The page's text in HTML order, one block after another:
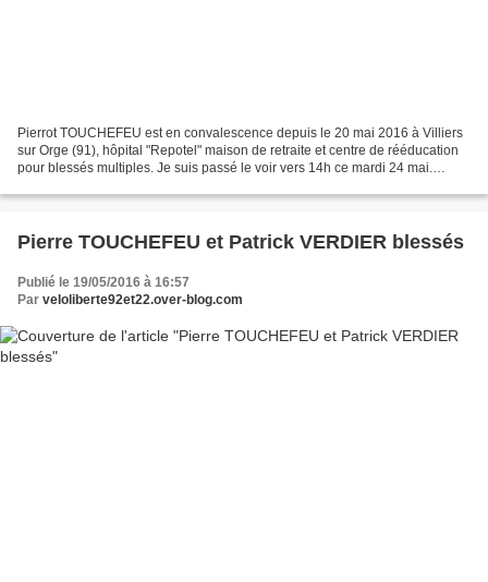
Pierrot TOUCHEFEU est en convalescence depuis le 20 mai 2016 à Villiers
sur Orge (91), hôpital "Repotel" maison de retraite et centre de rééducation
pour blessés multiples. Je suis passé le voir vers 14h ce mardi 24 mai.
Pierre TOUCHEFEU et Patrick VERDIER blessés
Publié le 19/05/2016 à 16:57
Par veloliberte92et22.over-blog.com